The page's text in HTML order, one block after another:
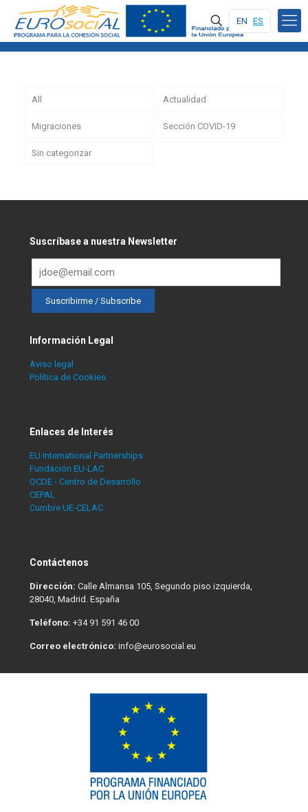
EN ES
All Actualidad
Migraciones Sección COVID-19
Sin categorizar
Suscríbase a nuestra Newsletter
Información Legal
Aviso legal
Política de Cookies
Enlaces de Interés
EU International Partnerships
Fundación EU-LAC
OCDE - Centro de Desarrollo
CEPAL
Cumbre UE-CELAC
Contáctenos
Dirección: Calle Almansa 105, Segundo piso izquierda,
28040, Madrid. España
Teléfono: +34 91 591 46 00
Correo electrónico: info@eurosocial.eu